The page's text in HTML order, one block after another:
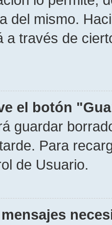
del mismo.
a través de
el botón
guardar
Para
de Usuario.